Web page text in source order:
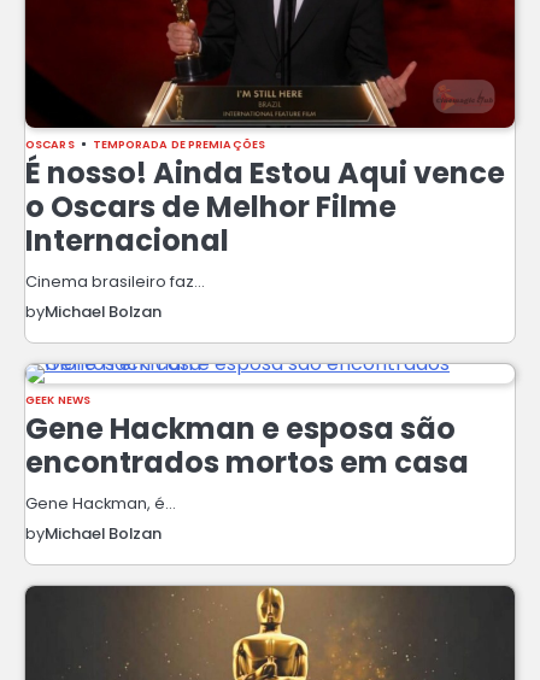
OSCARS TEMPORADA DE PREMIAÇÕES
É nosso! Ainda Estou Aqui vence
o Oscars de Melhor Filme
Internacional
Cinema brasileiro faz…
byMichael Bolzan
GEEK NEWS
Gene Hackman e esposa são
encontrados mortos em casa
Gene Hackman, é…
byMichael Bolzan